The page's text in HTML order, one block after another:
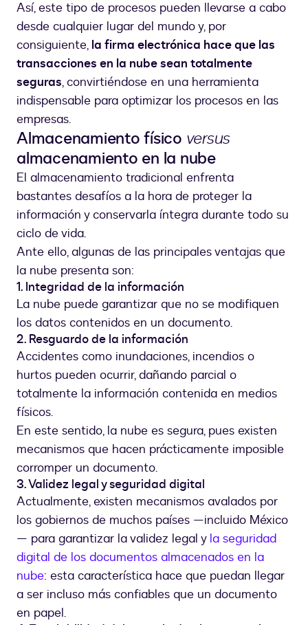
Así, este tipo de procesos pueden llevarse a cabo
desde cualquier lugar del mundo y, por
consiguiente, la firma electrónica hace que las
transacciones en la nube sean totalmente
seguras, convirtiéndose en una herramienta
indispensable para optimizar los procesos en las
empresas.
Almacenamiento físico versus
almacenamiento en la nube
El almacenamiento tradicional enfrenta
bastantes desafíos a la hora de proteger la
información y conservarla íntegra durante todo su
ciclo de vida.
Ante ello, algunas de las principales ventajas que
la nube presenta son:
1. Integridad de la información
La nube puede garantizar que no se modifiquen
los datos contenidos en un documento.
2. Resguardo de la información
Accidentes como inundaciones, incendios o
hurtos pueden ocurrir, dañando parcial o
totalmente la información contenida en medios
físicos.
En este sentido, la nube es segura, pues existen
mecanismos que hacen prácticamente imposible
corromper un documento.
3. Validez legal y seguridad digital
Actualmente, existen mecanismos avalados por
los gobiernos de muchos países —incluido México
— para garantizar la validez legal y la seguridad
digital de los documentos almacenados en la
nube: esta característica hace que puedan llegar
a ser incluso más confiables que un documento
en papel.